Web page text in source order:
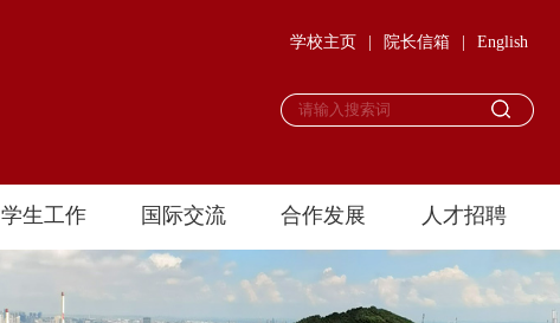
学校主页 院长信箱 English
学生工作 国际交流 合作发展 人才招聘